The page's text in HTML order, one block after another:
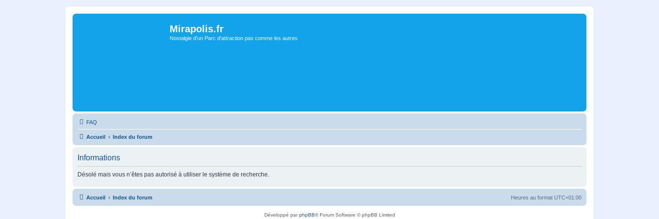
Mirapolis.fr
Nostalgie d'un Parc d'attraction pas comme les autres
FAQ
Accueil Index du forum
Informations
Désolé mais vous n’êtes pas autorisé à utiliser le système de recherche.
Accueil Index du forum Heures au format UTC+01:00
Développé parphpBB® Forum Software © phpBB Limited